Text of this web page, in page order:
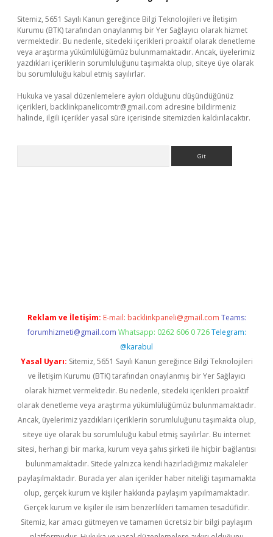
Sitemiz, 5651 Sayılı Kanun gereğince Bilgi Teknolojileri ve İletişim
Kurumu (BTK) tarafından onaylanmış bir Yer Sağlayıcı olarak hizmet
vermektedir. Bu nedenle, sitedeki içerikleri proaktif olarak denetleme
veya araştırma yükümlülüğümüz bulunmamaktadır. Ancak, üyelerimiz
yazdıkları içeriklerin sorumluluğunu taşımakta olup, siteye üye olarak
bu sorumluluğu kabul etmiş sayılırlar.
Hukuka ve yasal düzenlemelere aykırı olduğunu düşündüğünüz
içerikleri, backlinkpanelicomtr@gmail.com adresine bildirmeniz
halinde, ilgili içerikler yasal süre içerisinde sitemizden kaldırılacaktır.
Reklam ve İletişim: E-mail: backlinkpaneli@gmail.com Teams:
forumhizmeti@gmail.com Whatsapp: 0262 606 0 726 Telegram:
@karabul
Yasal Uyarı: Sitemiz, 5651 Sayılı Kanun gereğince Bilgi Teknolojileri
ve İletişim Kurumu (BTK) tarafından onaylanmış bir Yer Sağlayıcı
olarak hizmet vermektedir. Bu nedenle, sitedeki içerikleri proaktif
olarak denetleme veya araştırma yükümlülüğümüz bulunmamaktadır.
Ancak, üyelerimiz yazdıkları içeriklerin sorumluluğunu taşımakta olup,
siteye üye olarak bu sorumluluğu kabul etmiş sayılırlar. Bu internet
sitesi, herhangi bir marka, kurum veya şahıs şirketi ile hiçbir bağlantısı
bulunmamaktadır. Sitede yalnızca kendi hazırladığımız makaleler
paylaşılmaktadır. Burada yer alan içerikler haber niteliği taşımamakta
olup, gerçek kurum ve kişiler hakkında paylaşım yapılmamaktadır.
Gerçek kurum ve kişiler ile isim benzerlikleri tamamen tesadüfidir.
Sitemiz, kar amacı gütmeyen ve tamamen ücretsiz bir bilgi paylaşım